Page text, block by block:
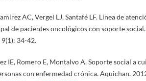
AC, Vergel LJ, Santafé LF. Línea de
de pacientes oncológicos con soporte
34-42.
IE, Romero E, Montalvo A. Soporte social a
con enfermedad crónica. Aquichan.